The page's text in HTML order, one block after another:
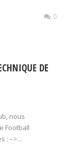
0
DE
nous
Football
: –>...